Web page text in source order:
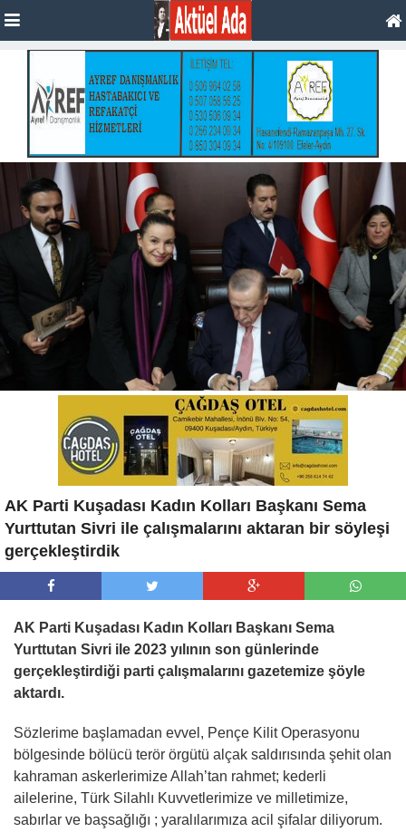
AK Parti Kuşadası Kadın Kolları Başkanı Sema
Yurttutan Sivri ile çalışmalarını aktaran bir söyleşi
gerçekleştirdik
AK Parti Kuşadası Kadın Kolları Başkanı Sema
Yurttutan Sivri ile 2023 yılının son günlerinde
gerçekleştirdiği parti çalışmalarını gazetemize şöyle
aktardı.
Sözlerime başlamadan evvel, Pençe Kilit Operasyonu
bölgesinde bölücü terör örgütü alçak saldırısında şehit olan
kahraman askerlerimize Allah’tan rahmet; kederli
ailelerine, Türk Silahlı Kuvvetlerimize ve milletimize,
sabırlar ve başsağlığı ; yaralılarımıza acil şifalar diliyorum.